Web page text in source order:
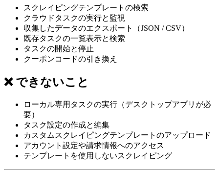
スクレイピングテンプレートの検索
クラウドタスクの実行と監視
収集したデータのエクスポート（JSON / CSV）
既存タスクの一覧表示と検索
タスクの開始と停止
クーポンコードの引き換え
❌ できないこと
ローカル専用タスクの実行（デスクトップアプリが必
要）
タスク設定の作成と編集
カスタムスクレイピングテンプレートのアップロード
アカウント設定や請求情報へのアクセス
テンプレートを使用しないスクレイピング